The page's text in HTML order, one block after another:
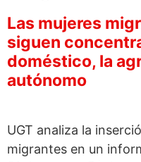
Las mujeres
siguen
doméstico, la
autónomo
UGT analiza la
migrantes en un